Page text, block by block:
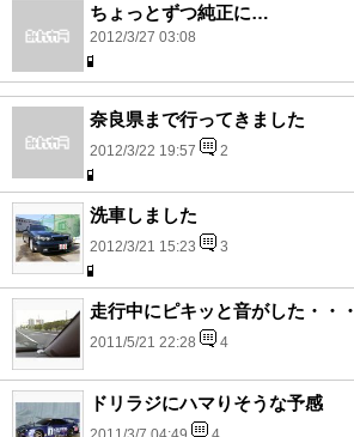
ちょっとずつ純正に…
2012/3/27 03:08
奈良県まで行ってきました
2012/3/22 19:57 2
洗車しました
2012/3/21 15:23 3
走行中にピキッと音がした・・・
2011/5/21 22:28 4
ドリラジにハマりそうな予感